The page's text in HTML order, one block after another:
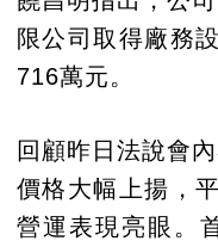
限公司取得廠務
716萬元。
回顧昨日法說會
價格大幅上揚，
營運表現亮眼。